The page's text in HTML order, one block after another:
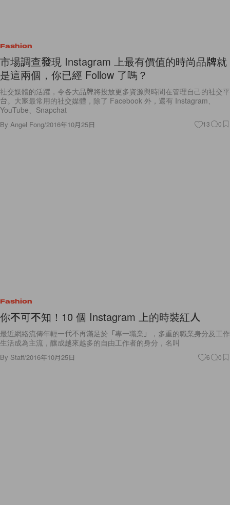
Fashion
市場調查發現 Instagram 上最有價值的時尚品牌就
是這兩個，你已經 Follow 了嗎？
社交媒體的活躍，令各大品牌將投放更多資源與時間在管理自己的社交平
台。大家最常用的社交媒體，除了 Facebook 外，還有 Instagram、
YouTube、Snapchat
By Angel Fong/2016年10月25日 13 0
Fashion
你不可不知！10 個 Instagram 上的時裝紅人
最近網絡流傳年輕一代不再滿足於「專一職業」，多重的職業身分及工作
生活成為主流，釀成越來越多的自由工作者的身分，名叫
By Staff/2016年10月25日 6 0